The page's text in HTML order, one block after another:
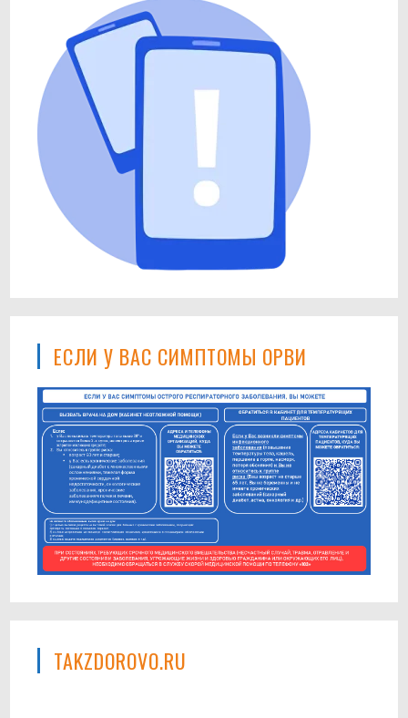
ЕСЛИ У ВАС СИМПТОМЫ ОРВИ
TAKZDOROVO.RU